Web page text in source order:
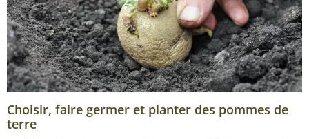
Choisir, faire germer et planter des pommes de
terre